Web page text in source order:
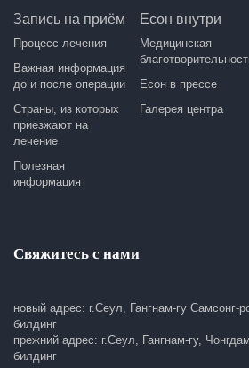
Запись на приём
Процесс лечения
Важная информация
до и после операции
Страны, из которых
приезжают на
лечение
Полезная
информация
Есон внутри
Медицинская
Есон в прессе
Галерея центра
Свяжитесь с нами
новый адрес: г.Сеул, Гангнам-гу Самсонг-
билдинг
прежний адрес: г.Сеул, Гангнам-гу,
билдинг